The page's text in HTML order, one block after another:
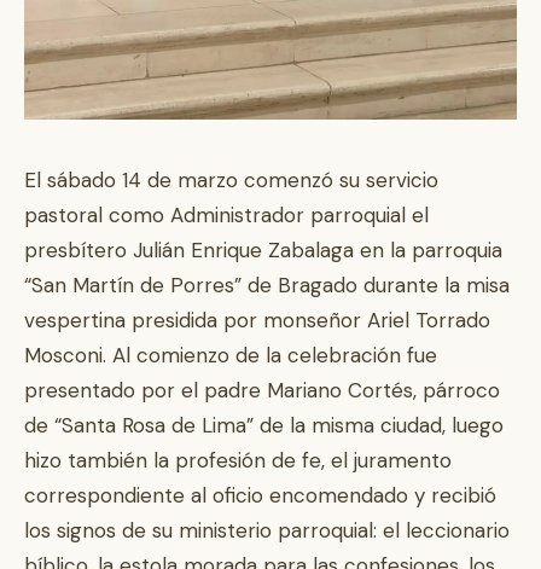
El sábado 14 de marzo comenzó su servicio
pastoral como Administrador parroquial el
presbítero Julián Enrique Zabalaga en la parroquia
“San Martín de Porres” de Bragado durante la misa
vespertina presidida por monseñor Ariel Torrado
Mosconi. Al comienzo de la celebración fue
presentado por el padre Mariano Cortés, párroco
de “Santa Rosa de Lima” de la misma ciudad, luego
hizo también la profesión de fe, el juramento
correspondiente al oficio encomendado y recibió
los signos de su ministerio parroquial: el leccionario